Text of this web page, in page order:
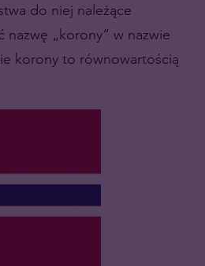
do niej należące
nazwę „korony” w nazwie
korony to równowartością